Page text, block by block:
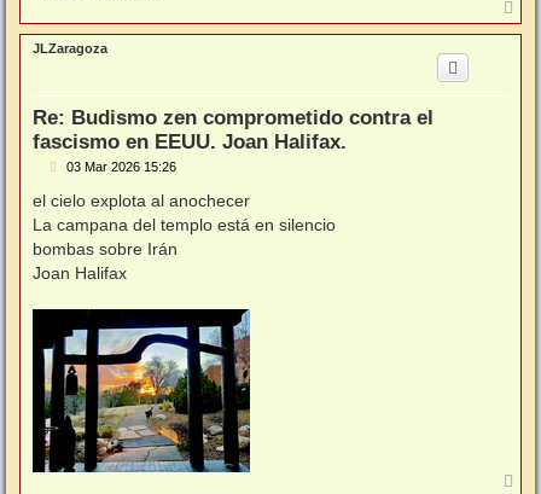
r
r
JLZaragoza
Re: Budismo zen comprometido contra el
fascismo en EEUU. Joan Halifax.
M
n
a
j
e
03 Mar 2026 15:26
el cielo explota al anochecer
La campana del templo está en silencio
bombas sobre Irán
Joan Halifax